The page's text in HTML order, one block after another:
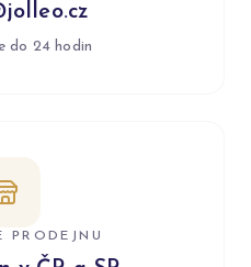
do 24 hodin
PRODEJNU